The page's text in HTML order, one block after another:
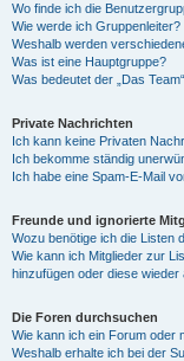
Wo finde ich die
Wie werde ich Gruppenleiter?
Weshalb werden
Was ist eine Hauptgruppe?
Was bedeutet der „Das
Private Nachrichten
Ich kann keine Privaten
Ich bekomme ständig
Ich habe eine Spam-E-Mail
Freunde und ignorierte
Wozu benötige ich die Listen
Wie kann ich Mitglieder zur
hinzufügen oder diese
Die Foren durchsuchen
Wie kann ich ein Forum oder
Weshalb erhalte ich bei der